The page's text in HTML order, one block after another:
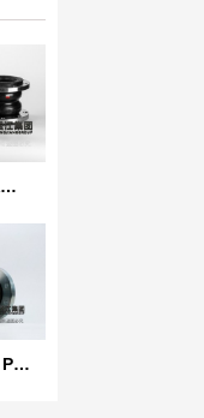
DW型 饮用水橡胶软接头
UNI 2277-67 PN10 意大利标准橡胶膨胀节